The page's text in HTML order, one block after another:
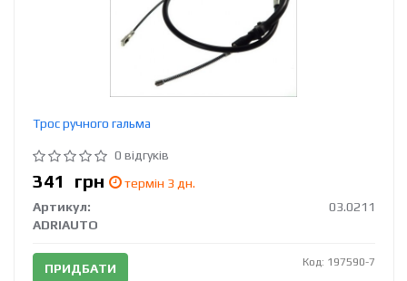
Трос ручного гальма
0 відгуків
341 грн
термін 3 дн.
Артикул:
03.0211
ADRIAUTO
ПРИДБАТИ Код: 197590-7